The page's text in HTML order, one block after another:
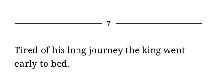
7
Tired of his long journey the king went
early to bed.